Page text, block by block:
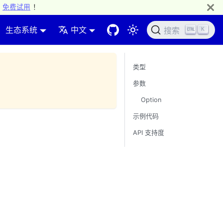
免费试用 ！
生态系统 中文 搜索 K
类型
参数
Option
示例代码
API 支持度